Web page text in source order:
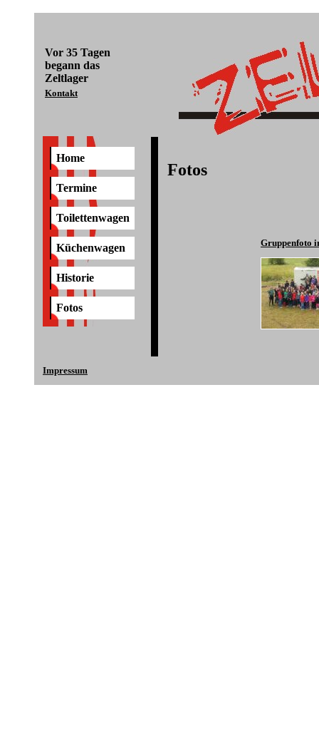
Vor 35 Tagen
begann das
Zeltlager
Kontakt
Home
Termine
Toilettenwagen
Küchenwagen
Historie
Fotos
Impressum
Fotos
Gruppenfoto